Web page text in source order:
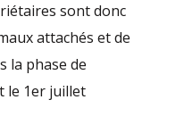
sont donc
attachés et de
la phase de
le 1er juillet